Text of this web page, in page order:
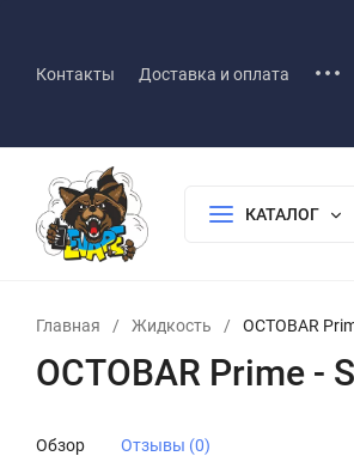
Контакты Доставка и оплата
КАТАЛОГ
Главная / Жидкость / OCTOBAR
OCTOBAR Prime -
Обзор Отзывы (0)